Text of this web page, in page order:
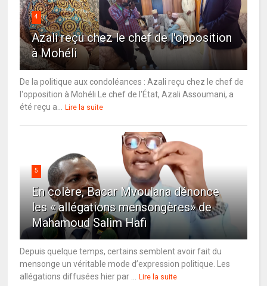
4
Azali reçu chez le chef de l'opposition
à Mohéli
De la politique aux condoléances : Azali reçu chez le chef de
l'opposition à Mohéli Le chef de l'État, Azali Assoumani, a
été reçu a...
Lire la suite
5
En colère, Bacar Mvoulana dénonce
les « allégations mensongères» de
Mahamoud Salim Hafi
Depuis quelque temps, certains semblent avoir fait du
mensonge un véritable mode d’expression politique. Les
allégations diffusées hier par ...
Lire la suite